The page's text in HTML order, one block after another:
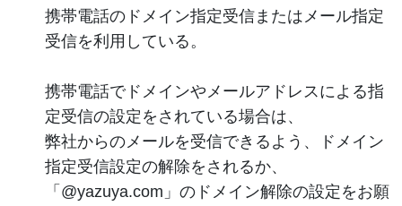
携帯電話のドメイン指定受信またはメール指定
受信を利用している。
携帯電話でドメインやメールアドレスによる指
定受信の設定をされている場合は、
弊社からのメールを受信できるよう、ドメイン
指定受信設定の解除をされるか、
「@yazuya.com」のドメイン解除の設定をお願